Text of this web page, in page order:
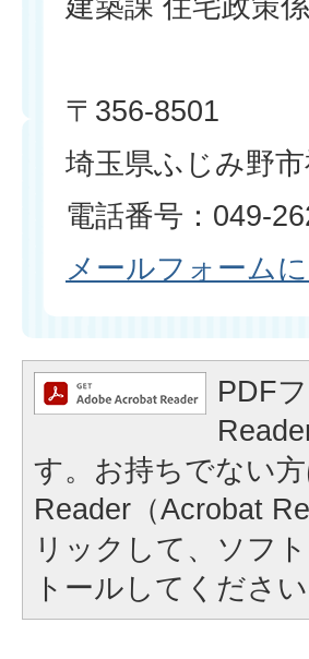
〒356-8501
埼玉県ふじみ野
電話番号：049-
メールフォーム
PDF
す。お持ちでない
Reader（Acrobat
リックして、ソフ
トールしてください